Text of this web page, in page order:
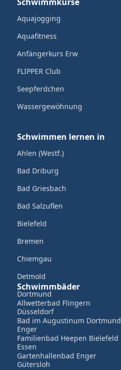
Aquajogging
Aquafitness
Anfängerkurs Erw
FLIPPER Club
Seepferdchen
Wassergewöhnung
Schwimmen lernen in
Ahlen (Westf.)
Bad Driburg
Bad Griesbach
Bad Salzuflen
Bielefeld
Bremen
Chiemgau
Detmold
Dortmund
Düsseldorf
Enger
Essen
Gütersloh
Schwimmbäder
Allwetterbad Flingern
Bad im Augustinum Dortmund
Familienbad Heepen Bielefeld
Gartenhallenbad Enger